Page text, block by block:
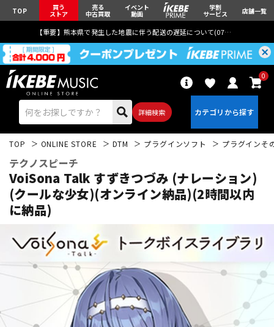
TOP 買う
ストア
売る
中古買取
イベント
動画
学割
サービス 店舗一覧
【重要】熊本県で発生した地震に伴う配送の遅延について(07月29日
詳細検索
0
ベース
パーカッション
TOP ONLINE STORE DTM プラグインソフト プラグインそ
テクノスピーチ
VoiSona Talk すずきつづみ (ナレーション)
(クールな少女)(オンライン納品)(2時間以内
に納品)